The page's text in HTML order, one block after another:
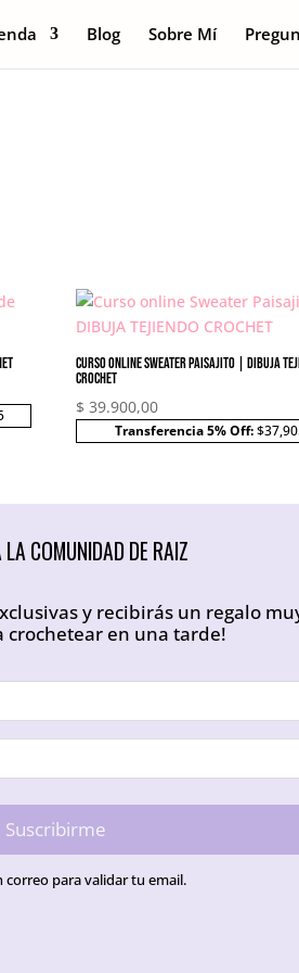
Blog Sobre Mí
Curso online Sweater Paisajito | DIBUJA
CROCHET
$ 39.900,00
Transferencia 5% Off:
COMUNIDAD DE RAIZ
y recibirás un regalo
crochetear en una tarde!
Suscribirme
correo para validar tu email.